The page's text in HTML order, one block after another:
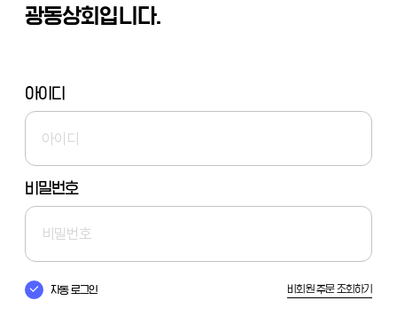
광동상회입니다.
아이디
비밀번호
자동 로그인 비회원 주문 조회하기